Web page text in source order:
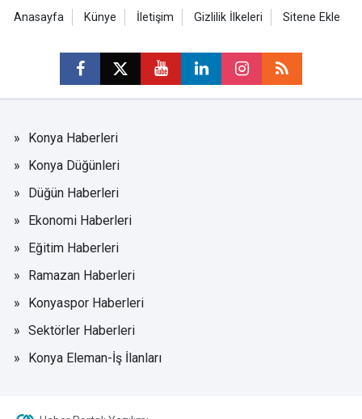
Anasayfa Künye İletişim Gizlilik İlkeleri Sitene Ekle
Konya Haberleri
Konya Düğünleri
Düğün Haberleri
Ekonomi Haberleri
Eğitim Haberleri
Ramazan Haberleri
Konyaspor Haberleri
Sektörler Haberleri
Konya Eleman-İş İlanları